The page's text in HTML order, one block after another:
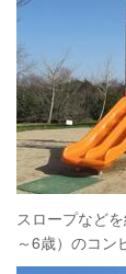
スロープな
～6歳）のコン